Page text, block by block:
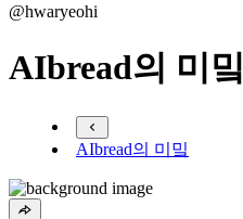
@hwaryeohi
AIbread의 미밐
AIbread의 미밐